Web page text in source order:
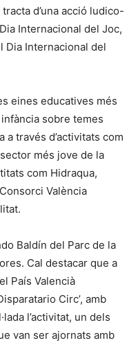
tracta d’una acció ludico-
Internacional del Joc,
Dia Internacional del
eines educatives més
sobre temes
través d’activitats com
més jove de la
com Hidraqua,
València
Baldín del Parc de la
Cal destacar que a
País Valencià
Circ’, amb
l’activitat, un dels
van ser ajornats amb